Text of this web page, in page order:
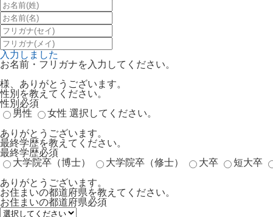
入力しました
お名前・フリガナを入力してください。
様、ありがとうございます。
性別を教えてください。
性別 必須
男性
女性 選択してください。
ありがとうございます。
最終学歴を教えてください。
最終学歴必須
大学院卒（博士）
大学院卒（修士） 大卒 短大卒
ありがとうございます。
お住まいの都道府県を教えてください。
お住まいの都道府県必須